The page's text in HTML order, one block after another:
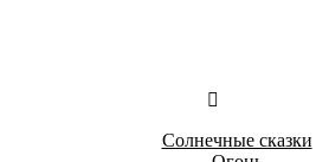
Солнечные сказки